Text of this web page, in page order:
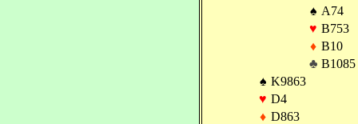
♠ A74
♥ B753
♦ B10
♣ B1085
♠ K9863
♥ D4
♦ D863